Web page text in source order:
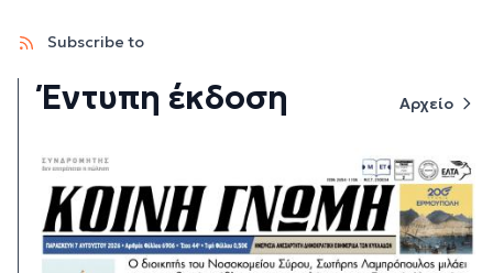
Subscribe to
Έντυπη έκδοση Αρχείο